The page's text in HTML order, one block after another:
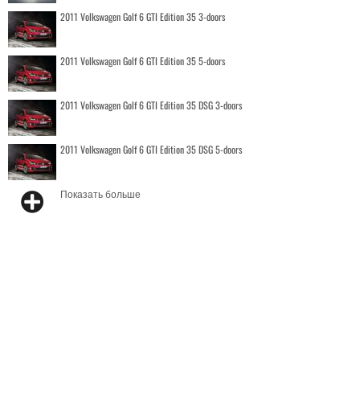
2011 Volkswagen Golf 6 GTI Edition 35 3-doors
2011 Volkswagen Golf 6 GTI Edition 35 5-doors
2011 Volkswagen Golf 6 GTI Edition 35 DSG 3-doors
2011 Volkswagen Golf 6 GTI Edition 35 DSG 5-doors
Показать больше